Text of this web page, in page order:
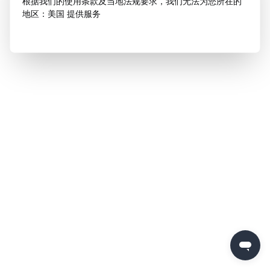
地区：美国 提供服务